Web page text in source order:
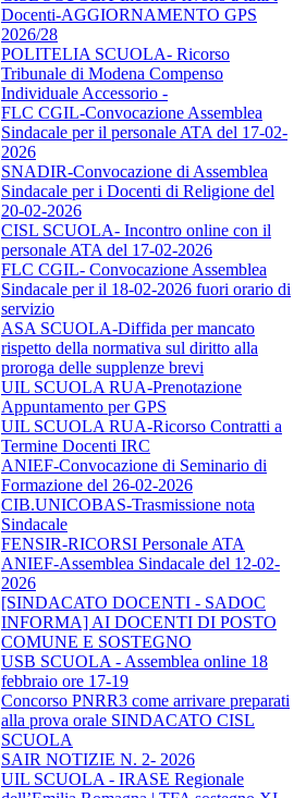
Docenti-AGGIORNAMENTO GPS
2026/28
POLITELIA SCUOLA- Ricorso
Tribunale di Modena Compenso
Individuale Accessorio -
FLC CGIL-Convocazione Assemblea
Sindacale per il personale ATA del 17-02-
2026
SNADIR-Convocazione di Assemblea
Sindacale per i Docenti di Religione del
20-02-2026
CISL SCUOLA- Incontro online con il
personale ATA del 17-02-2026
FLC CGIL- Convocazione Assemblea
Sindacale per il 18-02-2026 fuori orario di
servizio
ASA SCUOLA-Diffida per mancato
rispetto della normativa sul diritto alla
proroga delle supplenze brevi
UIL SCUOLA RUA-Prenotazione
Appuntamento per GPS
UIL SCUOLA RUA-Ricorso Contratti a
Termine Docenti IRC
ANIEF-Convocazione di Seminario di
Formazione del 26-02-2026
CIB.UNICOBAS-Trasmissione nota
Sindacale
FENSIR-RICORSI Personale ATA
ANIEF-Assemblea Sindacale del 12-02-
2026
[SINDACATO DOCENTI - SADOC
INFORMA] AI DOCENTI DI POSTO
COMUNE E SOSTEGNO
USB SCUOLA - Assemblea online 18
febbraio ore 17-19
Concorso PNRR3 come arrivare preparati
alla prova orale SINDACATO CISL
SCUOLA
SAIR NOTIZIE N. 2- 2026
UIL SCUOLA - IRASE Regionale